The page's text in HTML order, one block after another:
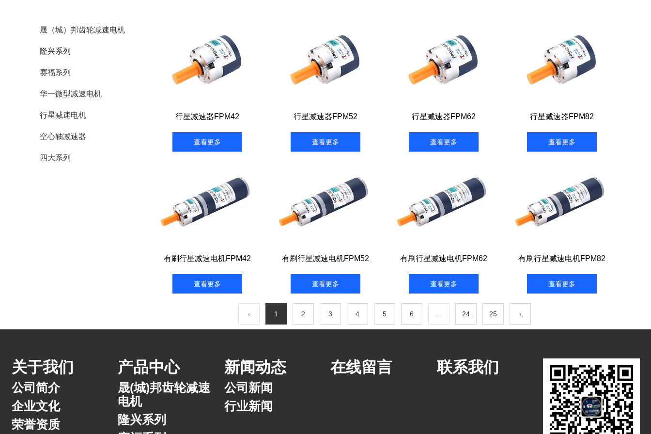
晟（城）邦齿轮减速电机
隆兴系列
赛福系列
华一微型减速电机
行星减速电机
空心轴减速器
四大系列
行星减速器FPM42
查看更多
行星减速器FPM52
查看更多
行星减速器FPM62
查看更多
行星减速器FPM82
查看更多
有刷行星减速电机FPM42
查看更多
有刷行星减速电机FPM52
查看更多
有刷行星减速电机FPM62
查看更多
有刷行星减速电机FPM82
查看更多
‹ 1 2 3 4 5 6 24 25 ›
关于我们
公司简介
企业文化
荣誉资质
产品中心
晟(城)邦齿轮减速
电机
隆兴系列
新闻动态
公司新闻
行业新闻
在线留言 联系我们